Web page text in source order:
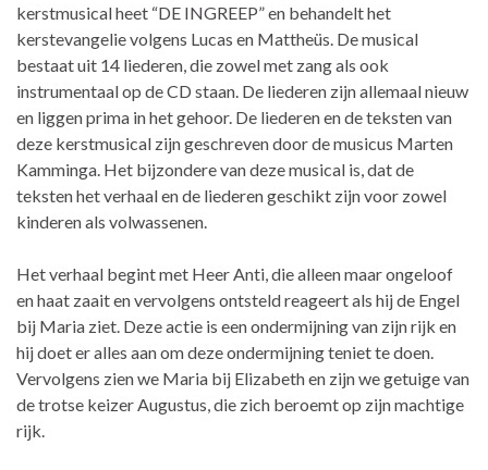
kerstmusical heet “DE INGREEP” en behandelt het
kerstevangelie volgens Lucas en Mattheüs. De musical
bestaat uit 14 liederen, die zowel met zang als ook
instrumentaal op de CD staan. De liederen zijn allemaal nieuw
en liggen prima in het gehoor. De liederen en de teksten van
deze kerstmusical zijn geschreven door de musicus Marten
Kamminga. Het bijzondere van deze musical is, dat de
teksten het verhaal en de liederen geschikt zijn voor zowel
kinderen als volwassenen.
Het verhaal begint met Heer Anti, die alleen maar ongeloof
en haat zaait en vervolgens ontsteld reageert als hij de Engel
bij Maria ziet. Deze actie is een ondermijning van zijn rijk en
hij doet er alles aan om deze ondermijning teniet te doen.
Vervolgens zien we Maria bij Elizabeth en zijn we getuige van
de trotse keizer Augustus, die zich beroemt op zijn machtige
rijk.